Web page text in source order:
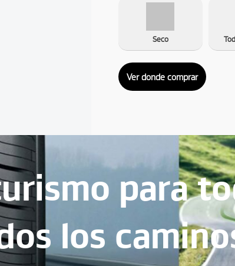
Seco
Ver donde comprar
para
los